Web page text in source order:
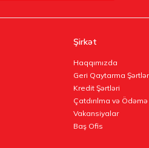
Şirkət
Haqqımızda
Geri Qaytarma
Kredit Şərtləri
Çatdırılma və
Vakansiyalar
Baş Ofis